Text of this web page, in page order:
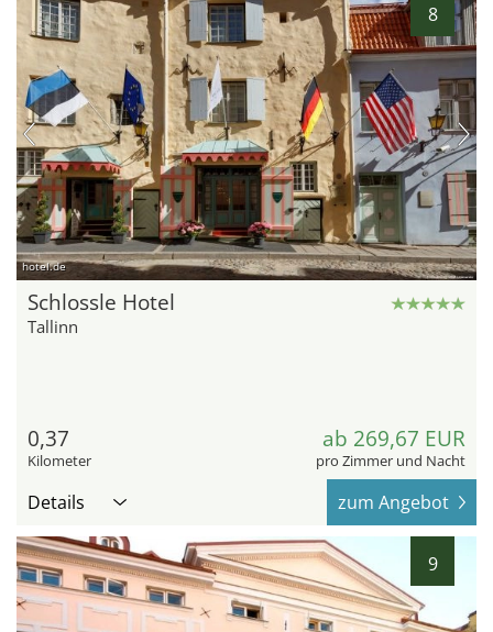
8
hotel.de
Schlossle Hotel
Tallinn
0,37
Kilometer
ab 269,67 EUR
pro Zimmer und Nacht
Details zum Angebot
9